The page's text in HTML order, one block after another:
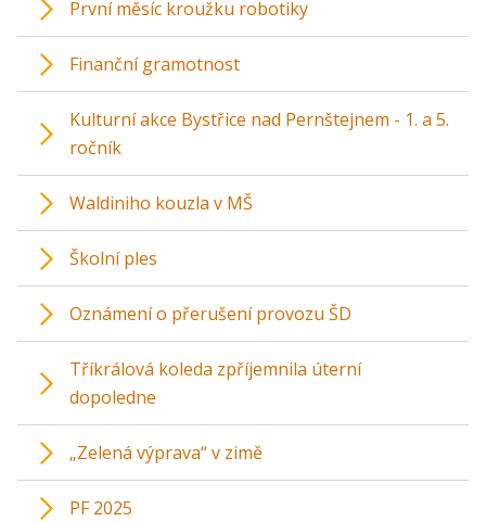
První měsíc kroužku robotiky
Finanční gramotnost
Kulturní akce Bystřice nad Pernštejnem - 1. a 5.
ročník
Waldiniho kouzla v MŠ
Školní ples
Oznámení o přerušení provozu ŠD
Tříkrálová koleda zpříjemnila úterní
dopoledne
„Zelená výprava“ v zimě
PF 2025